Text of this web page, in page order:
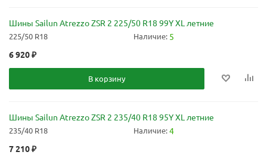
Шины Sailun Atrezzo ZSR 2 225/50 R18 99Y XL летние
225/50 R18 Наличие: 5
6 920₽
В корзину
Шины Sailun Atrezzo ZSR 2 235/40 R18 95Y XL летние
235/40 R18 Наличие:4
7 210₽